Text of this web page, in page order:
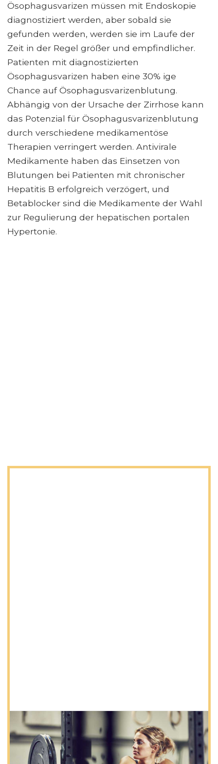
Ösophagusvarizen müssen mit Endoskopie
diagnostiziert werden, aber sobald sie
gefunden werden, werden sie im Laufe der
Zeit in der Regel größer und empfindlicher.
Patienten mit diagnostizierten
Ösophagusvarizen haben eine 30% ige
Chance auf Ösophagusvarizenblutung.
Abhängig von der Ursache der Zirrhose kann
das Potenzial für Ösophagusvarizenblutung
durch verschiedene medikamentöse
Therapien verringert werden. Antivirale
Medikamente haben das Einsetzen von
Blutungen bei Patienten mit chronischer
Hepatitis B erfolgreich verzögert, und
Betablocker sind die Medikamente der Wahl
zur Regulierung der hepatischen portalen
Hypertonie.